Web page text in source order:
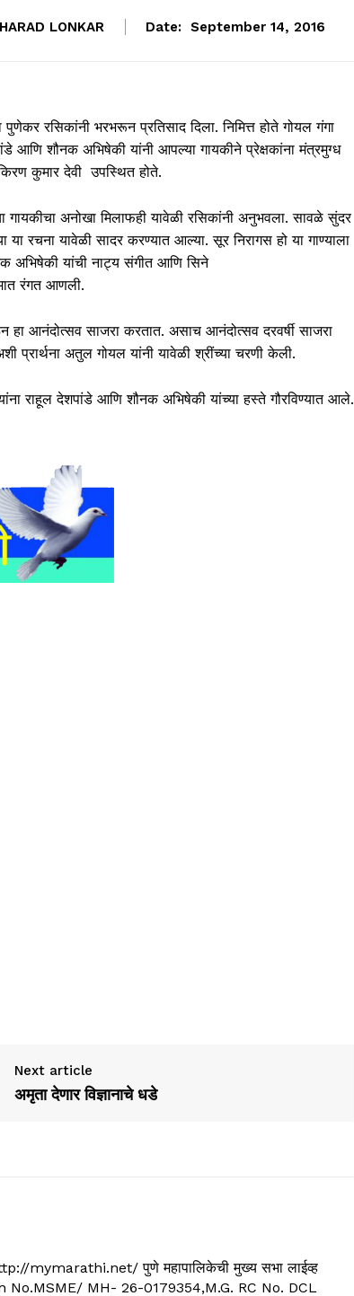
LONKAR Date: September 14, 2016
रसिकांनी भरभरून प्रतिसाद दिला. निमित्त होते गोयल गंगा
आणि शौनक अभिषेकी यांनी आपल्या गायकीने प्रेक्षकांना मंत्रमुग्ध
कुमार देवी उपस्थित होते.
अनोखा मिलाफही यावेळी रसिकांनी अनुभवला. सावळे सुंदर
या रचना यावेळी सादर करण्यात आल्या. सूर निरागस हो या गाण्याला
अभिषेकी यांची नाट्य संगीत आणि सिने
रंगत आणली.
हा आनंदोत्सव साजरा करतात. असाच आनंदोत्सव दरवर्षी साजरा
प्रार्थना अतुल गोयल यांनी यावेळी श्रींच्या चरणी केली.
राहूल देशपांडे आणि शौनक अभिषेकी यांच्या हस्ते गौरविण्यात आले.
Next article
अमृता देणार विज्ञानाचे धडे
mymarathi.net/ पुणे महापालिकेची मुख्य सभा लाईव्ह
No.MSME/ MH- 26-0179354,M.G. RC No. DCL